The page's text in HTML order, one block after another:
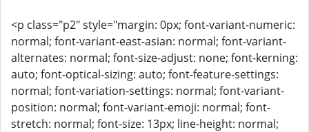
<p class="p2" style="margin: 0px; font-variant-numeric:
normal; font-variant-east-asian: normal; font-variant-
alternates: normal; font-size-adjust: none; font-kerning:
auto; font-optical-sizing: auto; font-feature-settings:
normal; font-variation-settings: normal; font-variant-
position: normal; font-variant-emoji: normal; font-
stretch: normal; font-size: 13px; line-height: normal;